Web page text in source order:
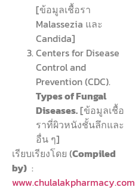
[ข้อมูลเชื้อรา
Malassezia และ
Candida]
Centers for Disease
Control and
Prevention (CDC).
Types of Fungal
Diseases.[ข้อมูลเชื้อ
ราที่ผิวหนังชั้นลึกและ
อื่น ๆ]
เรียบเรียงโดย (Compiled
by) :
www.chulalakpharmacy.com